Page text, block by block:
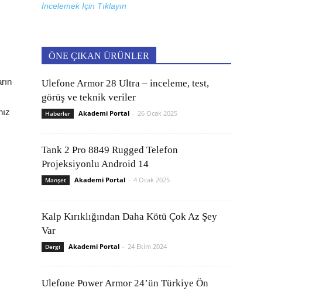
İncelemek İçin Tıklayın
ÖNE ÇIKAN ÜRÜNLER
Ulefone Armor 28 Ultra – inceleme, test,
görüş ve teknik veriler
Haberler Akademi Portal - 26 Ocak 2025
Tank 2 Pro 8849 Rugged Telefon
Projeksiyonlu Android 14
Manşet Akademi Portal - 4 Ocak 2025
Kalp Kırıklığından Daha Kötü Çok Az Şey
Var
Dergi Akademi Portal - 24 Ekim 2024
Ulefone Power Armor 24’ün Türkiye Ön